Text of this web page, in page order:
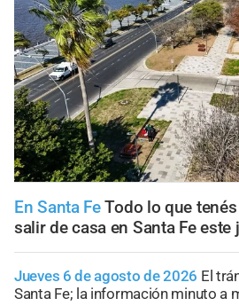
En Santa Fe Todo lo que
salir de casa en Santa Fe
Jueves 6 de agosto de 2026 El
Santa Fe; la información minuto a